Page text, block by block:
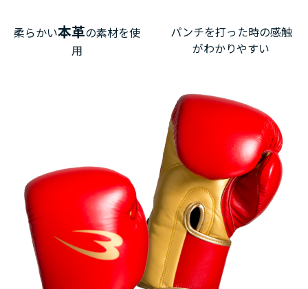
柔らかい本革の素材を使
用
パンチを打った時の感触
がわかりやすい